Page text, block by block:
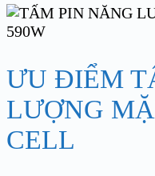
ƯU ĐIỂM
LƯỢNG
CELL